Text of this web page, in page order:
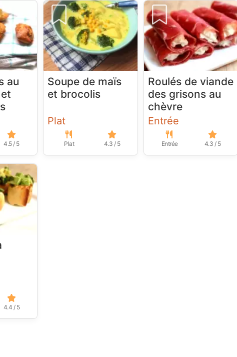
au
4.5 / 5
Soupe de maïs
et brocolis
Plat
Plat 4.3 / 5
Roulés de viande
des grisons au
chèvre
Entrée
Entrée 4.3 / 5
4.4 / 5